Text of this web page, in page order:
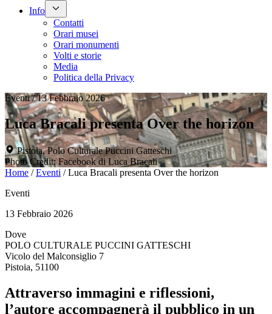
Info
Contatti
Orari musei
Orari monumenti
Volti e storie
Media
Politica della Privacy
Eventi / 13 Febbraio 2026
Luca Bracali presenta Over the horizon
Pistoia, Polo Culturale Puccini Gatteschi
Photo Credit: Facebook di Luca Bracali
Home /Eventi /Luca Bracali presenta Over the horizon
Eventi
13 Febbraio 2026
Dove
POLO CULTURALE PUCCINI GATTESCHI
Vicolo del Malconsiglio 7
Pistoia, 51100
Attraverso immagini e riflessioni,
l’autore accompagnerà il pubblico in un